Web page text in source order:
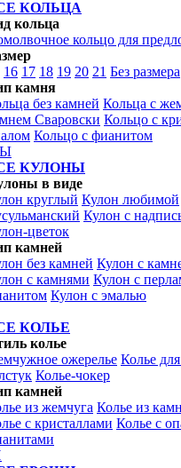
КОЛЬЦА
кольца
кольцо для
16 17 18 19 20 21 Без размера
камня
без камней Кольца с
Сваровски Кольцо с
Кольцо с фианитом
КУЛОНЫ
в виде
круглый Кулон любимой
Кулон с
цветок
камней
без камней Кулон с
с камнями Кулон с
Кулон с эмалью
КОЛЬЕ
колье
ожерелье Колье
Колье-чокер
камней
из жемчуга Колье из
с кристаллами Колье с